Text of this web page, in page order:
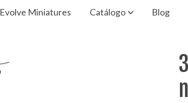
Evolve Miniatures Catálogo Blog